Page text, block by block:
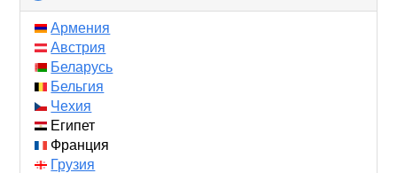
to
Армения
Австрия
Беларусь
Бельгия
Чехия
Египет
Франция
Грузия